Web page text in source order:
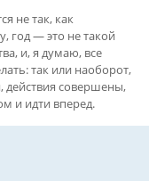
не так, как
год — это не такой
и, я думаю, все
так или наоборот,
действия совершены,
и идти вперед.